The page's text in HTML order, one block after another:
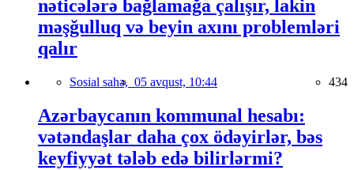
nəticələrə bağlamağa çalışır, lakin
məşğulluq və beyin axını problemləri
qalır
Sosial sahə, 05 avqust, 10:44 434
Azərbaycanın kommunal hesabı:
vətəndaşlar daha çox ödəyirlər, bəs
keyfiyyət tələb edə bilirlərmi?